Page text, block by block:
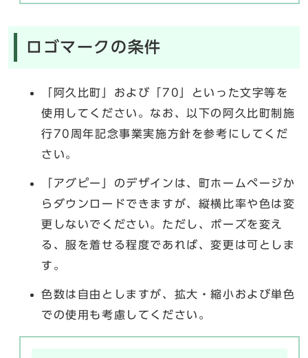
ロゴマークの条件
「阿久比町」および「70」といった文字等を
使用してください。なお、以下の阿久比町制施
行70周年記念事業実施方針を参考にしてくだ
さい。
「アグピー」のデザインは、町ホームページか
らダウンロードできますが、縦横比率や色は変
更しないでください。ただし、ポーズを変え
る、服を着せる程度であれば、変更は可としま
す。
色数は自由としますが、拡大・縮小および単色
での使用も考慮してください。